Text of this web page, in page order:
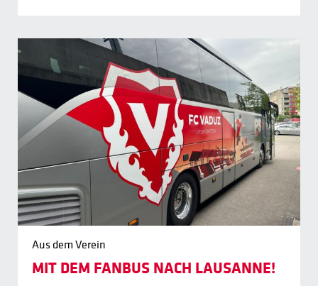
Aus dem Verein
MIT DEM FANBUS NACH LAUSANNE!